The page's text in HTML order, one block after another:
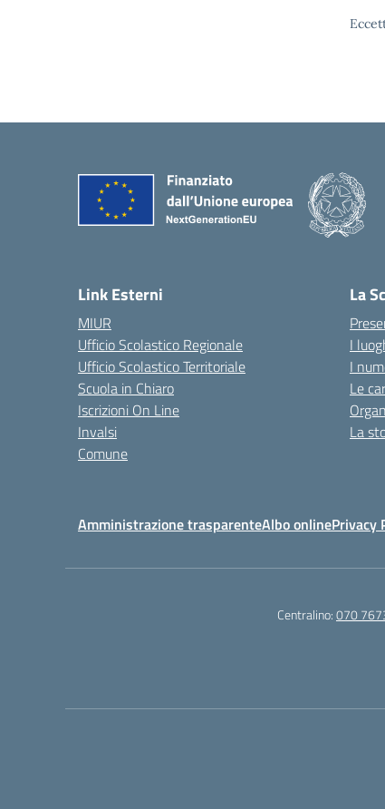
Link Esterni
MIUR
Ufficio Scolastico Regionale
Ufficio Scolastico Territoriale
Scuola in Chiaro
Iscrizioni On Line
Invalsi
Comune
La
I
I
Le
La
Amministrazione trasparenteAlbo onlinePrivacy
Centralino:070